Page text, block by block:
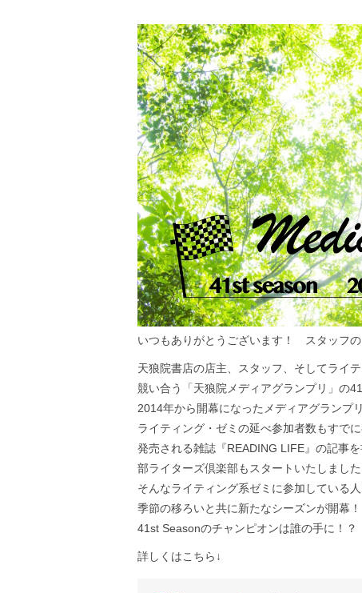
いつもありがとうございます！ スタッフの
天狼院書店の店主、スタッフ、そしてライ
競い合う「天狼院メディアグランプリ」の
2014年から開幕になったメディアグランプ
ライティング・ゼミの延べ参加者数もすで
発売される雑誌『READING LIFE』の記事
部ライターズ倶楽部もスタートいたしました
そんなライティング系ゼミに参加している
季節の移ろいと共に新たなシーズンが開幕！
41st Seasonのチャンピオンは誰の手に！？
詳しくはこちら↓